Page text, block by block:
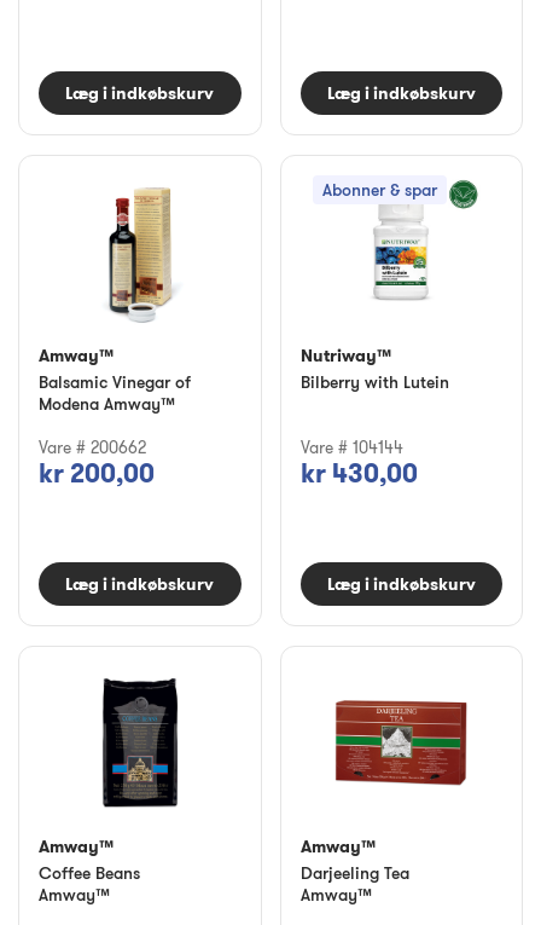
Læg i indkøbskurv Læg i indkøbskurv
Amway™
Balsamic Vinegar of
Modena Amway™
Vare # 200662
kr 200,00
Læg i indkøbskurv
Abonner & spar
Nutriway™
Bilberry with Lutein
Vare # 104144
kr 430,00
Læg i indkøbskurv
Amway™
Coffee Beans
Amway™
Amway™
Darjeeling Tea
Amway™